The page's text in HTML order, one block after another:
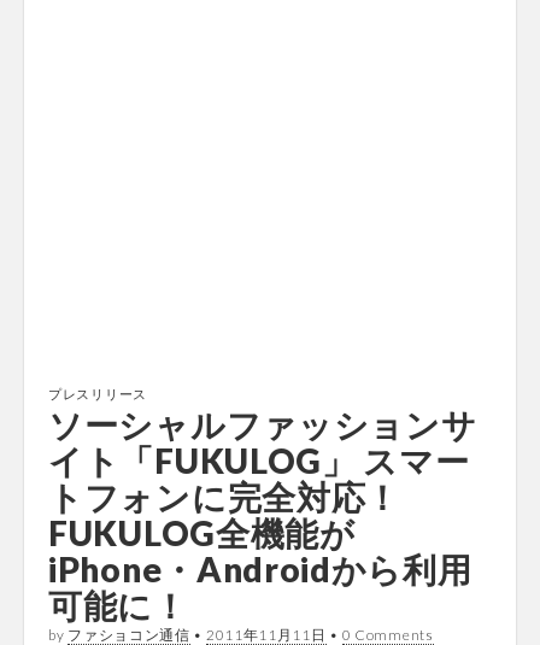
プレスリリース
ソーシャルファッションサ
イト「FUKULOG」 スマー
トフォンに完全対応！
FUKULOG全機能が
iPhone・Androidから利用
可能に！
by ファショコン通信 • 2011年11月11日 • 0 Comments